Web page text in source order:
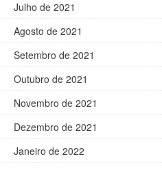
Julho de 2021
Agosto de 2021
Setembro de 2021
Outubro de 2021
Novembro de 2021
Dezembro de 2021
Janeiro de 2022